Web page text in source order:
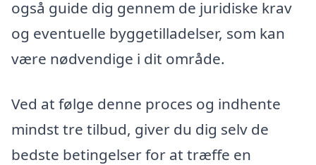
også guide dig gennem de juridiske krav
og eventuelle byggetilladelser, som kan
være nødvendige i dit område.
Ved at følge denne proces og indhente
mindst tre tilbud, giver du dig selv de
bedste betingelser for at træffe en